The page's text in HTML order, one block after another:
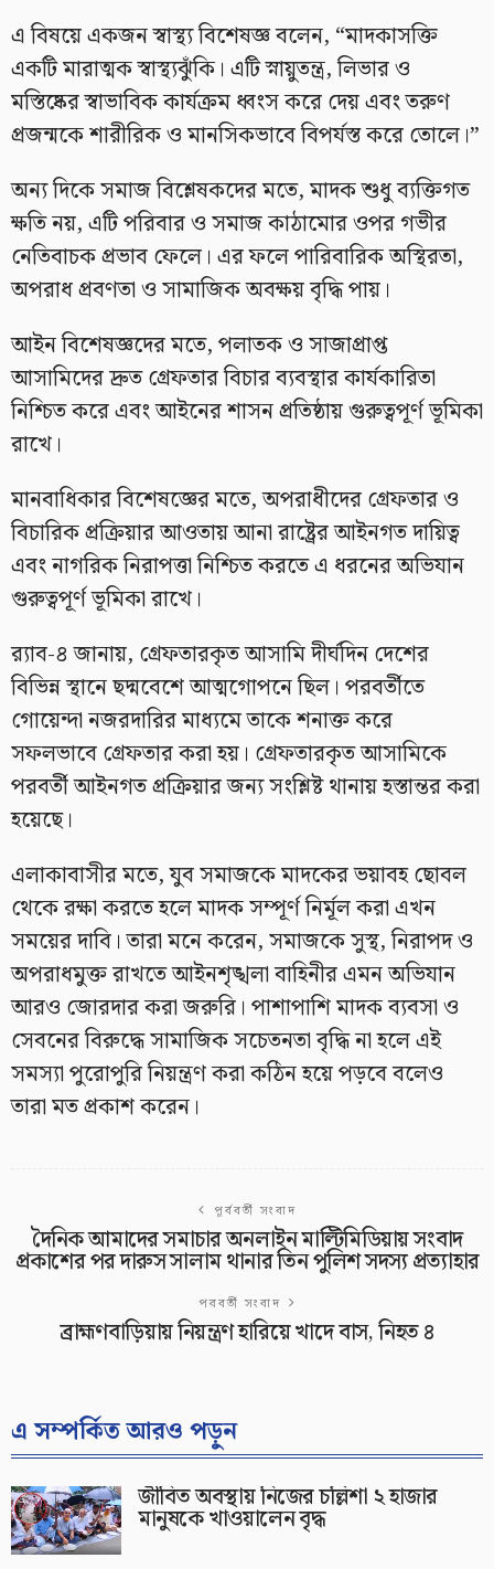
এ বিষয়ে একজন স্বাস্থ্য বিশেষজ্ঞ বলেন, “মাদকাসক্তি
একটি মারাত্মক স্বাস্থ্যঝুঁকি। এটি স্নায়ুতন্ত্র, লিভার ও
মস্তিষ্কের স্বাভাবিক কার্যক্রম ধ্বংস করে দেয় এবং তরুণ
প্রজন্মকে শারীরিক ও মানসিকভাবে বিপর্যস্ত করে তোলে।”
অন্য দিকে সমাজ বিশ্লেষকদের মতে, মাদক শুধু ব্যক্তিগত
ক্ষতি নয়, এটি পরিবার ও সমাজ কাঠামোর ওপর গভীর
নেতিবাচক প্রভাব ফেলে। এর ফলে পারিবারিক অস্থিরতা,
অপরাধ প্রবণতা ও সামাজিক অবক্ষয় বৃদ্ধি পায়।
আইন বিশেষজ্ঞদের মতে, পলাতক ও সাজাপ্রাপ্ত
আসামিদের দ্রুত গ্রেফতার বিচার ব্যবস্থার কার্যকারিতা
নিশ্চিত করে এবং আইনের শাসন প্রতিষ্ঠায় গুরুত্বপূর্ণ ভূমিকা
রাখে।
মানবাধিকার বিশেষজ্ঞের মতে, অপরাধীদের গ্রেফতার ও
বিচারিক প্রক্রিয়ার আওতায় আনা রাষ্ট্রের আইনগত দায়িত্ব
এবং নাগরিক নিরাপত্তা নিশ্চিত করতে এ ধরনের অভিযান
গুরুত্বপূর্ণ ভূমিকা রাখে।
র‍্যাব-৪ জানায়, গ্রেফতারকৃত আসামি দীর্ঘদিন দেশের
বিভিন্ন স্থানে ছদ্মবেশে আত্মগোপনে ছিল। পরবর্তীতে
গোয়েন্দা নজরদারির মাধ্যমে তাকে শনাক্ত করে
সফলভাবে গ্রেফতার করা হয়। গ্রেফতারকৃত আসামিকে
পরবর্তী আইনগত প্রক্রিয়ার জন্য সংশ্লিষ্ট থানায় হস্তান্তর করা
হয়েছে।
এলাকাবাসীর মতে, যুব সমাজকে মাদকের ভয়াবহ ছোবল
থেকে রক্ষা করতে হলে মাদক সম্পূর্ণ নির্মূল করা এখন
সময়ের দাবি। তারা মনে করেন, সমাজকে সুস্থ, নিরাপদ ও
অপরাধমুক্ত রাখতে আইনশৃঙ্খলা বাহিনীর এমন অভিযান
আরও জোরদার করা জরুরি। পাশাপাশি মাদক ব্যবসা ও
সেবনের বিরুদ্ধে সামাজিক সচেতনতা বৃদ্ধি না হলে এই
সমস্যা পুরোপুরি নিয়ন্ত্রণ করা কঠিন হয়ে পড়বে বলেও
তারা মত প্রকাশ করেন।
পূর্ববর্তী সংবাদ
দৈনিক আমাদের সমাচার অনলাইন মাল্টিমিডিয়ায় সংবাদ
প্রকাশের পর দারুস সালাম থানার তিন পুলিশ সদস্য প্রত্যাহার
পরবর্তী সংবাদ
ব্রাহ্মণবাড়িয়ায় নিয়ন্ত্রণ হারিয়ে খাদে বাস, নিহত ৪
এ সম্পর্কিত আরও পড়ুন
জীবিত অবস্থায় নিজের চল্লিশা ২ হাজার
মানুষকে খাওয়ালেন বৃদ্ধ